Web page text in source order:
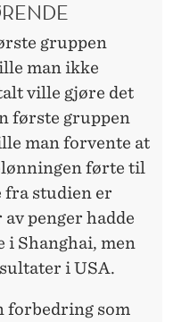
gruppen
man ikke
ville gjøre det
første gruppen
man forvente at
førte til
fra studien er
penger hadde
i Shanghai, men
i USA.
forbedring som